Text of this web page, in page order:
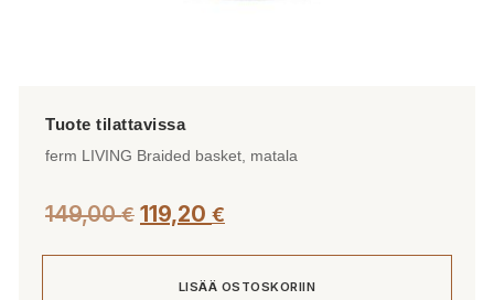
ferm LIVING Braided basket, matala
149,00€ 119,20 €
LISÄÄ OSTOSKORIIN